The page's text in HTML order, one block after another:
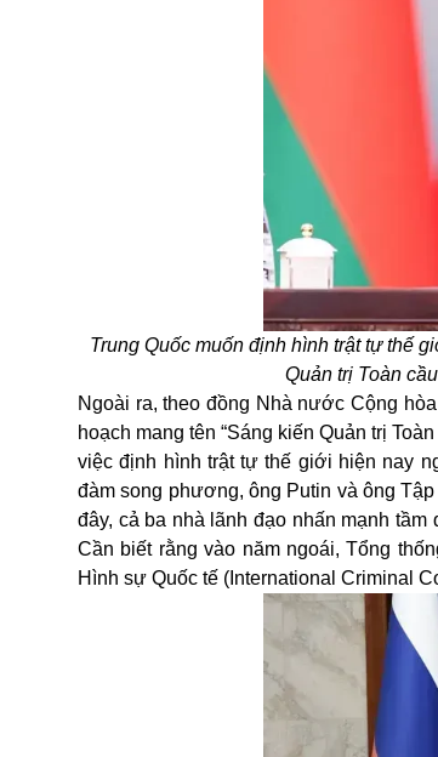
Trung Quốc muốn định hình trật tự thế
Quản trị Toàn
Ngoài ra, theo đồng Nhà nước Cộng
hoạch mang tên “Sáng kiến ​​Quản trị
việc định hình trật tự thế giới hiện nay
đàm song phương, ông Putin và ông
đây, cả ba nhà lãnh đạo nhấn mạnh
Cần biết rằng vào năm ngoái, Tổng
Hình sự Quốc tế (International Criminal